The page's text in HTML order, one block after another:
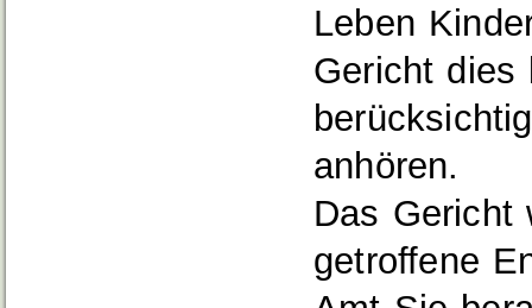
Leben
Gericht dies
anhören.
Das Gericht
getroffene